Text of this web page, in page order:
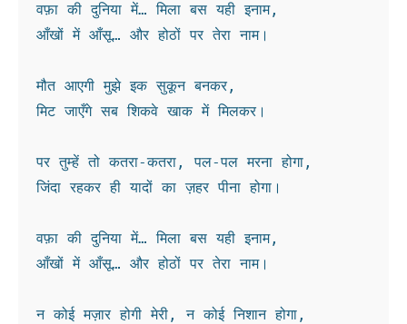
वफ़ा की दुनिया में… मिला बस यही इनाम,
आँखों में आँसू… और होठों पर तेरा नाम।
मौत आएगी मुझे इक सुकून बनकर,
मिट जाएँगे सब शिकवे खाक में मिलकर।
पर तुम्हें तो कतरा-कतरा, पल-पल मरना होगा,
जिंदा रहकर ही यादों का ज़हर पीना होगा।
वफ़ा की दुनिया में… मिला बस यही इनाम,
आँखों में आँसू… और होठों पर तेरा नाम।
न कोई मज़ार होगी मेरी, न कोई निशान होगा,